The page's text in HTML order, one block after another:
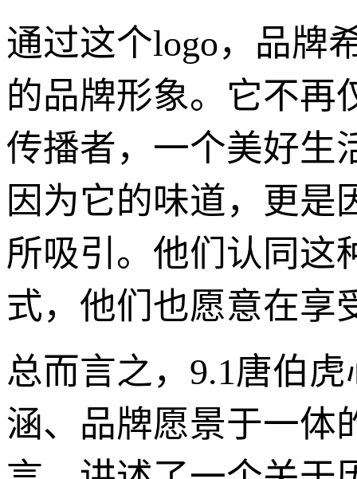
通过这个logo，品牌
的品牌形象。它不再
传播者，一个美好生
因为它的味道，更是
所吸引。他们认同这
式，他们也愿意在享
总而言之，9.1唐伯
涵、品牌愿景于一体